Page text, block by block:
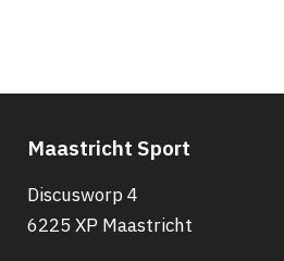
Maastricht Sport
Discusworp 4
6225 XP Maastricht